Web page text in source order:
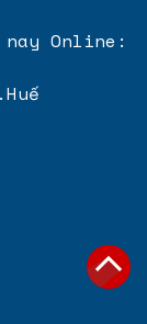
nay Online: